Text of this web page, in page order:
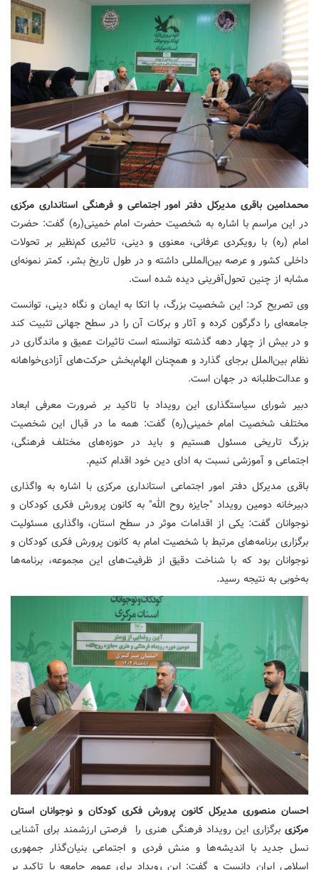
محمدامین باقری مدیرکل دفتر امور اجتماعی و فرهنگی استانداری مرکزی
در این مراسم با اشاره به شخصیت حضرت امام خمینی(ره) گفت: حضرت
امام (ره) با رویکردی عرفانی، معنوی و دینی، تاثیری کم‌نظیر بر تحولات
داخلی کشور و عرصه بین‌المللی داشته و در طول تاریخ بشر، کمتر نمونه‌ای
مشابه از چنین تحول‌آفرینی دیده شده است.
وی تصریح کرد: این شخصیت بزرگ، با اتکا به ایمان و نگاه دینی، توانست
جامعه‌ای را دگرگون کرده و آثار و برکات آن را در سطح جهانی تثبیت کند
و در بیش از چهار دهه گذشته توانسته است تاثیرات عمیق و ماندگاری در
نظام بین‌الملل برجای گذارد و همچنان الهام‌بخش حرکت‌های آزادی‌خواهانه
و عدالت‌طلبانه در جهان است.
دبیر شورای سیاستگذاری این رویداد با تاکید بر ضرورت معرفی ابعاد
مختلف شخصیت امام خمینی(ره) گفت: همه ما در قبال این شخصیت
بزرگ تاریخی مسئول هستیم و باید در حوزه‌های مختلف فرهنگی،
اجتماعی و آموزشی نسبت به ادای دین خود اقدام کنیم.
باقری مدیرکل دفتر امور اجتماعی استانداری مرکزی با اشاره به واگذاری
دبیرخانه دومین رویداد "جایزه روح الله" به کانون پرورش فکری کودکان و
نوجوانان گفت: یکی از اقدامات موثر در سطح استان، واگذاری مسئولیت
برگزاری برنامه‌های مرتبط با شخصیت امام به کانون پرورش فکری کودکان و
نوجوانان بود که با شناخت دقیق از ظرفیت‌های این مجموعه، برنامه‌ها
به‌خوبی به نتیجه رسید.
احسان منصوری مدیرکل کانون پرورش فکری کودکان و نوجوانان استان
مرکزی برگزاری این رویداد فرهنگی هنری را فرصتی ارزشمند برای آشنایی
نسل جدید با اندیشه‌ها و منش فردی و اجتماعی بنیان‌گذار جمهوری
اسلامی ایران دانست و گفت: این رویداد برای عموم جامعه با تاکید بر